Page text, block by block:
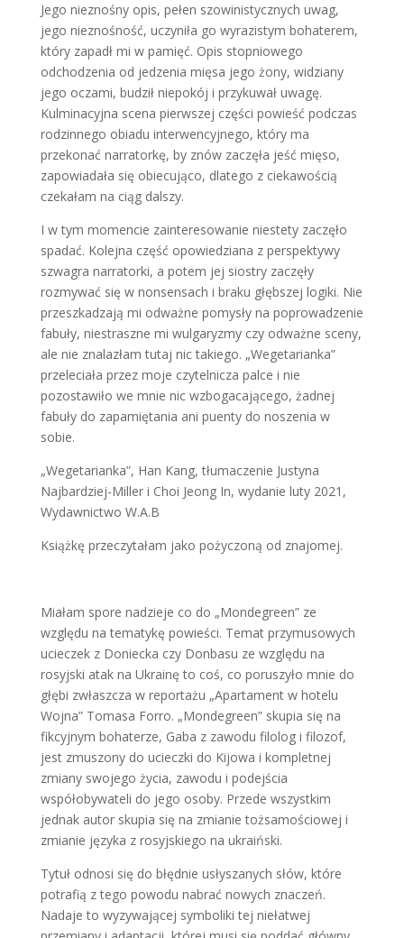
Jego nieznośny opis, pełen szowinistycznych uwag,
jego nieznośność, uczyniła go wyrazistym bohaterem,
który zapadł mi w pamięć. Opis stopniowego
odchodzenia od jedzenia mięsa jego żony, widziany
jego oczami, budził niepokój i przykuwał uwagę.
Kulminacyjna scena pierwszej części powieść podczas
rodzinnego obiadu interwencyjnego, który ma
przekonać narratorkę, by znów zaczęła jeść mięso,
zapowiadała się obiecująco, dlatego z ciekawością
czekałam na ciąg dalszy.
I w tym momencie zainteresowanie niestety zaczęło
spadać. Kolejna część opowiedziana z perspektywy
szwagra narratorki, a potem jej siostry zaczęły
rozmywać się w nonsensach i braku głębszej logiki. Nie
przeszkadzają mi odważne pomysły na poprowadzenie
fabuły, niestraszne mi wulgaryzmy czy odważne sceny,
ale nie znalazłam tutaj nic takiego. „Wegetarianka”
przeleciała przez moje czytelnicza palce i nie
pozostawiło we mnie nic wzbogacającego, żadnej
fabuły do zapamiętania ani puenty do noszenia w
sobie.
„Wegetarianka”, Han Kang, tłumaczenie Justyna
Najbardziej-Miller i Choi Jeong In, wydanie luty 2021,
Wydawnictwo W.A.B
Książkę przeczytałam jako pożyczoną od znajomej.
Miałam spore nadzieje co do „Mondegreen” ze
względu na tematykę powieści. Temat przymusowych
ucieczek z Doniecka czy Donbasu ze względu na
rosyjski atak na Ukrainę to coś, co poruszyło mnie do
głębi zwłaszcza w reportażu „Apartament w hotelu
Wojna” Tomasa Forro. „Mondegreen” skupia się na
fikcyjnym bohaterze, Gaba z zawodu filolog i filozof,
jest zmuszony do ucieczki do Kijowa i kompletnej
zmiany swojego życia, zawodu i podejścia
współobywateli do jego osoby. Przede wszystkim
jednak autor skupia się na zmianie tożsamościowej i
zmianie języka z rosyjskiego na ukraiński.
Tytuł odnosi się do błędnie usłyszanych słów, które
potrafią z tego powodu nabrać nowych znaczeń.
Nadaje to wyzywającej symboliki tej niełatwej